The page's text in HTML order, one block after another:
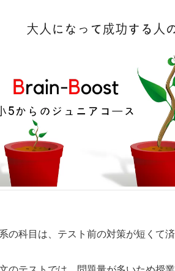
の科目は、テスト前の対策が短くて